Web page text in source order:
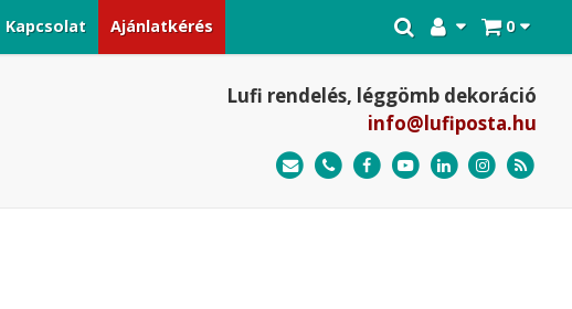
0
Kapcsolat Ajánlatkérés
Lufi rendelés, léggömb dekoráció
info@lufiposta.hu